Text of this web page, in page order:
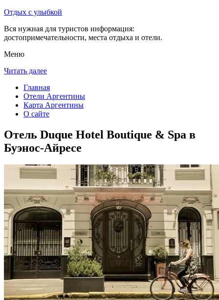
Отдых с улыбкой
Вся нужная для туристов информация:
достопримечательности, места отдыха и отели.
Меню
Читать далее
Главная
Отели Аргентины
Карта Аргентины
О сайте
Отель Duque Hotel Boutique & Spa в
Буэнос-Айресе